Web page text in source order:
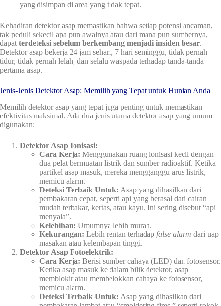
yang disimpan di area yang tidak tepat.
Kehadiran detektor asap memastikan bahwa setiap potensi ancaman,
tak peduli sekecil apa pun awalnya atau dari mana pun sumbernya,
dapatterdeteksi sebelum berkembang menjadi insiden besar.
Detektor asap bekerja 24 jam sehari, 7 hari seminggu, tidak pernah
tidur, tidak pernah lelah, dan selalu waspada terhadap tanda-tanda
pertama asap.
Jenis-Jenis Detektor Asap: Memilih yang Tepat untuk Hunian Anda
Memilih detektor asap yang tepat juga penting untuk memastikan
efektivitas maksimal. Ada dua jenis utama detektor asap yang umum
digunakan:
Detektor Asap Ionisasi:
Cara Kerja: Menggunakan ruang ionisasi kecil dengan
dua pelat bermuatan listrik dan sumber radioaktif. Ketika
partikel asap masuk, mereka mengganggu arus listrik,
memicu alarm.
Deteksi Terbaik Untuk: Asap yang dihasilkan dari
pembakaran cepat, seperti api yang berasal dari cairan
mudah terbakar, kertas, atau kayu. Ini sering disebut “api
menyala”.
Kelebihan: Umumnya lebih murah.
Kekurangan: Lebih rentan terhadap false alarm dari uap
masakan atau kelembapan tinggi.
Detektor Asap Fotoelektrik:
Cara Kerja: Berisi sumber cahaya (LED) dan fotosensor.
Ketika asap masuk ke dalam bilik detektor, asap
memblokir atau membelokkan cahaya ke fotosensor,
memicu alarm.
Deteksi Terbaik Untuk: Asap yang dihasilkan dari